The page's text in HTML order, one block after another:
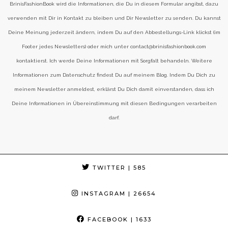
BrinisFashionBook wird die Informationen, die Du in diesem Formular angibst, dazu
verwenden mit Dir in Kontakt zu bleiben und Dir Newsletter zu senden. Du kannst
Deine Meinung jederzeit ändern, indem Du auf den Abbestellungs-Link klickst (im
Footer jedes Newsletters) oder mich unter contact@brinisfashionbook.com
kontaktierst. Ich werde Deine Informationen mit Sorgfalt behandeln. Weitere
Informationen zum Datenschutz findest Du auf meinem Blog. Indem Du Dich zu
meinem Newsletter anmeldest, erklärst Du Dich damit einverstanden, dass ich
Deine Informationen in Übereinstimmung mit diesen Bedingungen verarbeiten
darf.
TWITTER | 585
INSTAGRAM | 26654
FACEBOOK | 1633